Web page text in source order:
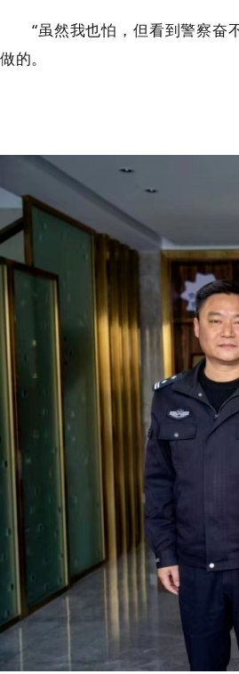
“虽然我也怕，但看到警察奋
做的。